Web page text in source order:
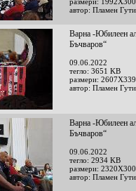
автор: Пламен
Варна -Юбилеен
Бъчваров“
09.06.2022
тегло: 3651 KB
размери:
автор: Пламен
Варна -Юбилеен
Бъчваров“
09.06.2022
тегло: 2934 KB
размери:
автор: Пламен